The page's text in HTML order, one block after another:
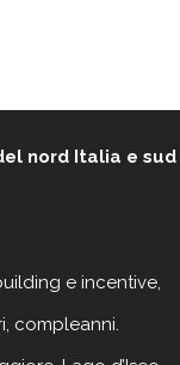
nord Italia e sud
e incentive,
compleanni